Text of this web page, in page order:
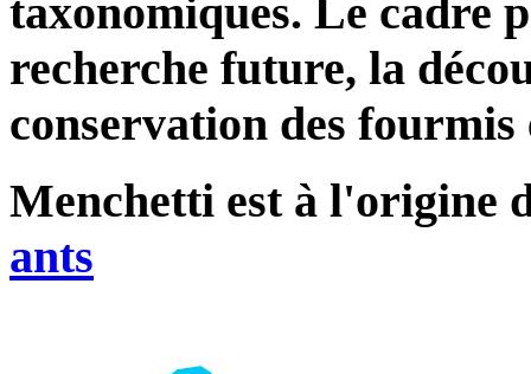
taxonomiques. Le cadre
recherche future, la
conservation des fourmis
Menchetti est à l'origine
ants